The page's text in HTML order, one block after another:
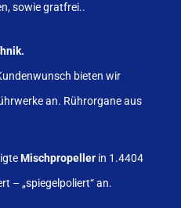
sowie gratfrei..
bieten wir
an. Rührorgane aus
Mischpropeller in 1.4404
– „spiegelpoliert“ an.